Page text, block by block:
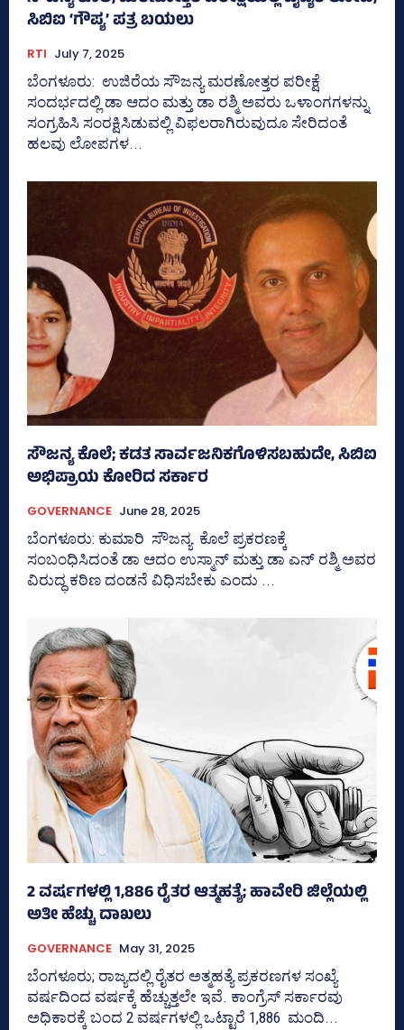
ಸಿಬಿಐ ‘ಗೌಪ್ಯ’ ಪತ್ರ ಬಯಲು
RTI July 7, 2025
ಬೆಂಗಳೂರು: ಉಜಿರೆಯ ಸೌಜನ್ಯ ಮರಣೋತ್ತರ ಪರೀಕ್ಷೆ
ಸಂದರ್ಭದಲ್ಲಿ ಡಾ ಆದಂ ಮತ್ತು ಡಾ ರಶ್ಮಿ ಅವರು ಒಳಾಂಗಗಳನ್ನು
ಸಂಗ್ರಹಿಸಿ ಸಂರಕ್ಷಿಸಿಡುವಲ್ಲಿ ವಿಫಲರಾಗಿರುವುದೂ ಸೇರಿದಂತೆ
ಹಲವು ಲೋಪಗಳ...
ಸೌಜನ್ಯ ಕೊಲೆ; ಕಡತ ಸಾರ್ವಜನಿಕಗೊಳಿಸಬಹುದೇ, ಸಿಬಿಐ
ಅಭಿಪ್ರಾಯ ಕೋರಿದ ಸರ್ಕಾರ
GOVERNANCE June 28, 2025
ಬೆಂಗಳೂರು: ಕುಮಾರಿ ಸೌಜನ್ಯ ಕೊಲೆ ಪ್ರಕರಣಕ್ಕೆ
ಸಂಬಂಧಿಸಿದಂತೆ ಡಾ ಆದಂ ಉಸ್ಮಾನ್‌ ಮತ್ತು ಡಾ ಎನ್‌ ರಶ್ಮಿ ಅವರ
ವಿರುದ್ಧ ಕಠಿಣ ದಂಡನೆ ವಿಧಿಸಬೇಕು ಎಂದು ...
2 ವರ್ಷಗಳಲ್ಲಿ 1,886 ರೈತರ ಆತ್ಮಹತ್ಯೆ; ಹಾವೇರಿ ಜಿಲ್ಲೆಯಲ್ಲಿ
ಅತೀ ಹೆಚ್ಚು ದಾಖಲು
GOVERNANCE May 31, 2025
ಬೆಂಗಳೂರು; ರಾಜ್ಯದಲ್ಲಿ ರೈತರ ಅತ್ಮಹತ್ಯೆ ಪ್ರಕರಣಗಳ ಸಂಖ್ಯೆ
ವರ್ಷದಿಂದ ವರ್ಷಕ್ಕೆ ಹೆಚ್ಚುತ್ತಲೇ ಇವೆ. ಕಾಂಗ್ರೆಸ್ ಸರ್ಕಾರವು
ಅಧಿಕಾರಕ್ಕೆ ಬಂದ 2 ವರ್ಷಗಳಲ್ಲಿ ಒಟ್ಟಾರೆ 1,886 ಮಂದಿ...